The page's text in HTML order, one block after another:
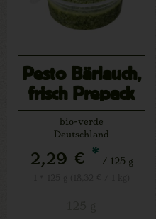
Pesto Bärlauch,
frisch Prepack
bio-verde
Deutschland
2,29 € * / 125 g